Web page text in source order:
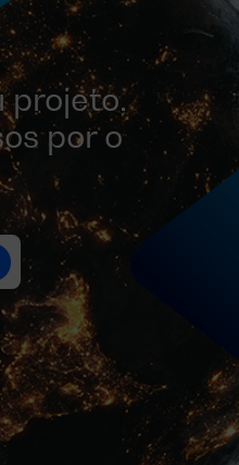
projeto,
por o